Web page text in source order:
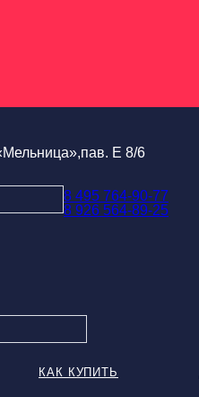
Е 8/6
8 495 764-90-77
8 926 564-89-25
КАК КУПИТЬ